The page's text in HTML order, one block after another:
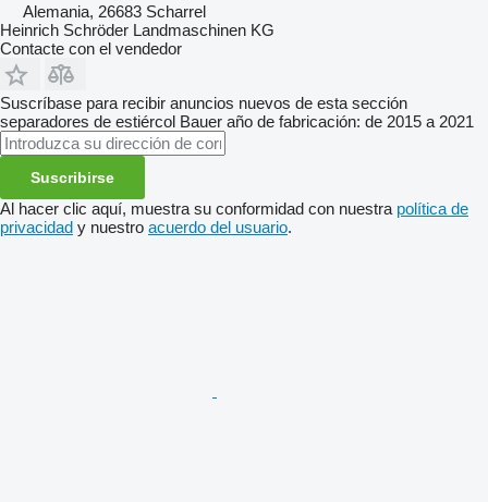
Alemania, 26683 Scharrel
Heinrich Schröder Landmaschinen KG
Contacte con el vendedor
Suscríbase para recibir anuncios nuevos de esta sección
separadores de estiércol Bauer año de fabricación: de 2015 a 2021
Suscribirse
Al hacer clic aquí, muestra su conformidad con nuestra política de
privacidad y nuestro acuerdo del usuario.